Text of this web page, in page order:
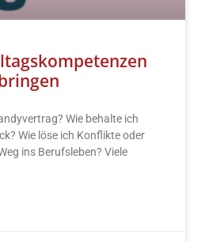
Wie behalte ich
Wie löse ich Konflikte oder
ins Berufsleben? Viele